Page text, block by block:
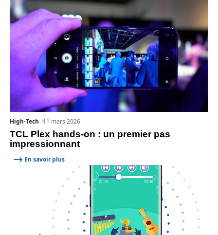
TCL Plex hands-on : un premier pas
impressionnant
High-Tech 11 mars 2026
En savoir plus